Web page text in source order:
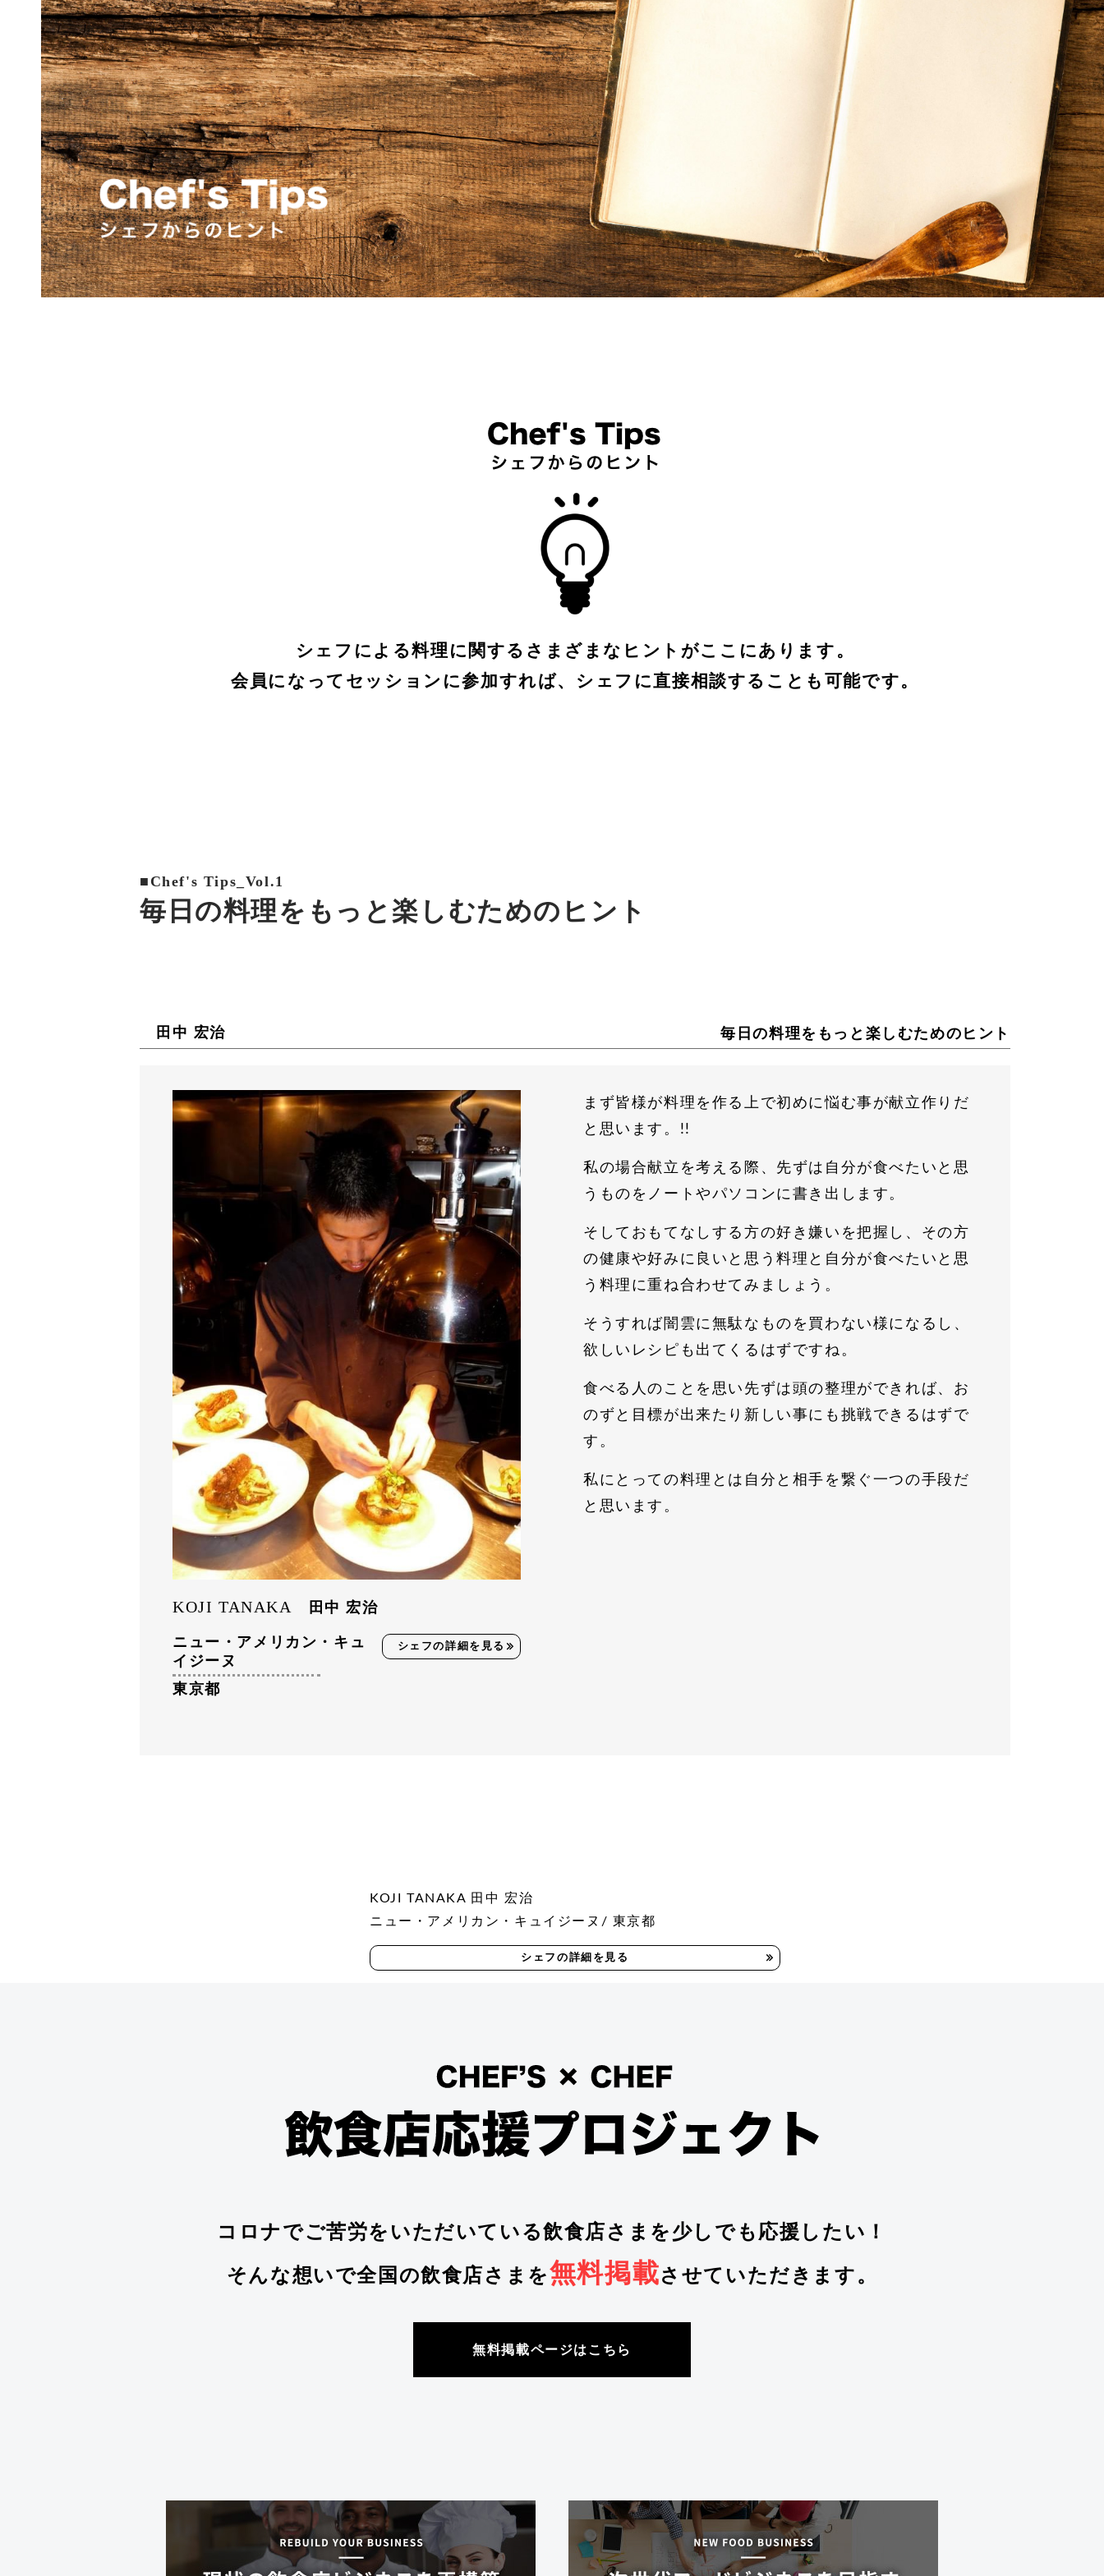
シェフによる料理に関するさまざまなヒントがここにあります。
会員になってセッションに参加すれば、シェフに直接相談することも可能です。
■Chef's Tips_Vol.1
毎日の料理をもっと楽しむためのヒント
田中 宏治 毎日の料理をもっと楽しむためのヒント
KOJI TANAKA 田中 宏治
ニュー・アメリカン・キュ
イジーヌ
東京都
シェフの詳細を見る
まず皆様が料理を作る上で初めに悩む事が献立作りだ
と思います。!!
私の場合献立を考える際、先ずは自分が食べたいと思
うものをノートやパソコンに書き出します。
そしておもてなしする方の好き嫌いを把握し、その方
の健康や好みに良いと思う料理と自分が食べたいと思
う料理に重ね合わせてみましょう。
そうすれば闇雲に無駄なものを買わない様になるし、
欲しいレシピも出てくるはずですね。
食べる人のことを思い先ずは頭の整理ができれば、お
のずと目標が出来たり新しい事にも挑戦できるはずで
す。
私にとっての料理とは自分と相手を繋ぐ一つの手段だ
と思います。
KOJI TANAKA 田中 宏治
ニュー・アメリカン・キュイジーヌ/ 東京都
シェフの詳細を見る
コロナでご苦労をいただいている飲食店さまを少しでも応援したい！
そんな想いで全国の飲食店さまを無料掲載させていただきます。
無料掲載ページはこちら